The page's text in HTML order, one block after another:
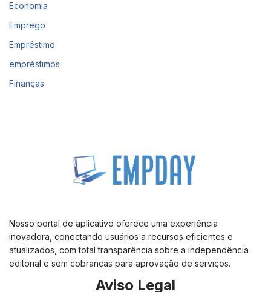
Economia
Emprego
Empréstimo
empréstimos
Finanças
Nosso portal de aplicativo oferece uma experiência
inovadora, conectando usuários a recursos eficientes e
atualizados, com total transparência sobre a independência
editorial e sem cobranças para aprovação de serviços.
Aviso Legal